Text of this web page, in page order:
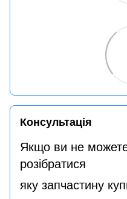
Консультація
Якщо ви не
розібратися
яку запчастину